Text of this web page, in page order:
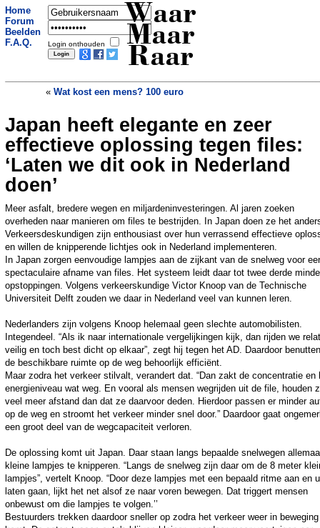
Home
Forum
Beelden
F.A.Q.
Login onthouden
Waar
Maar
Raar
« Wat kost een mens? 100 euro
Frans museum meldt diefstal van
kunstzinnige banaan
»
Japan heeft elegante en zeer
effectieve oplossing tegen files:
‘Laten we dit ook in Nederland
doen’
Meer asfalt, bredere wegen en miljardeninvesteringen. Al jaren zoeken
overheden naar manieren om files te bestrijden. In Japan doen ze het
Verkeersdeskundigen zijn enthousiast over hun verrassend effectieve
en willen de knipperende lichtjes ook in Nederland implementeren.
In Japan zorgen eenvoudige lampjes aan de zijkant van de snelweg voor
spectaculaire afname van files. Het systeem leidt daar tot twee derde
opstoppingen. Volgens verkeerskundige Victor Knoop van de Technische
Universiteit Delft zouden we daar in Nederland veel van kunnen leren.
Nederlanders zijn volgens Knoop helemaal geen slechte automobilisten.
Integendeel. “Als ik naar internationale vergelijkingen kijk, dan rijden we
veilig en toch best dicht op elkaar”, zegt hij tegen het AD. Daardoor
de beschikbare ruimte op de weg behoorlijk efficiënt.
Maar zodra het verkeer stilvalt, verandert dat. “Dan zakt de concentratie en
energieniveau wat weg. En vooral als mensen wegrijden uit de file, houden
veel meer afstand dan dat ze daarvoor deden. Hierdoor passen er minder
op de weg en stroomt het verkeer minder snel door.” Daardoor gaat
een groot deel van de wegcapaciteit verloren.
De oplossing komt uit Japan. Daar staan langs bepaalde snelwegen
kleine lampjes te knipperen. “Langs de snelweg zijn daar om de 8 meter
lampjes”, vertelt Knoop. “Door deze lampjes met een bepaald ritme aan en
laten gaan, lijkt het net alsof ze naar voren bewegen. Dat triggert mensen
onbewust om die lampjes te volgen.’’
Bestuurders trekken daardoor sneller op zodra het verkeer weer in beweging